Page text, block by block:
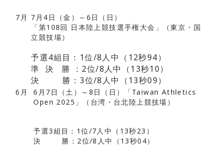
7月 7月4日（金）～6日（日）
「第108回 日本陸上競技選手権大会」（東京・国
立競技場）
予選4組目：1位/8人中（12秒94）
準 決 勝 ：2位/8人中（13秒10）
決 勝：3位/8人中（13秒09）
6月
6月7日（土）～8日（日）「Taiwan Athletics
Open 2025」（台湾・台北陸上競技場）
予選3組目：1位/7人中（13秒23）
決 勝：2位/8人中（13秒04）